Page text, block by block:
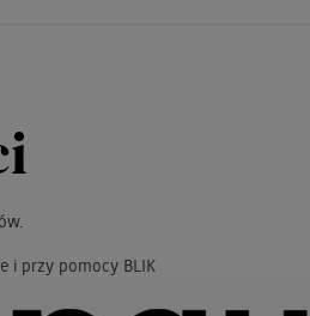
i przy pomocy BLIK